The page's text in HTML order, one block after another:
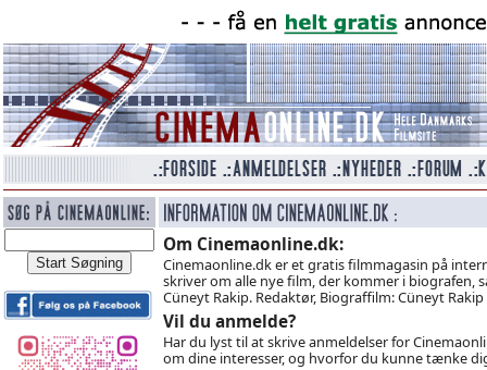
Om Cinemaonline.dk:
Cinemaonline.dk er et gratis filmmagasin på
skriver om alle nye film, der kommer i biografen,
Cüneyt Rakip. Redaktør, Biograffilm: Cüneyt
Vil du anmelde?
Har du lyst til at skrive anmeldelser for
om dine interesser, og hvorfor du kunne tænke